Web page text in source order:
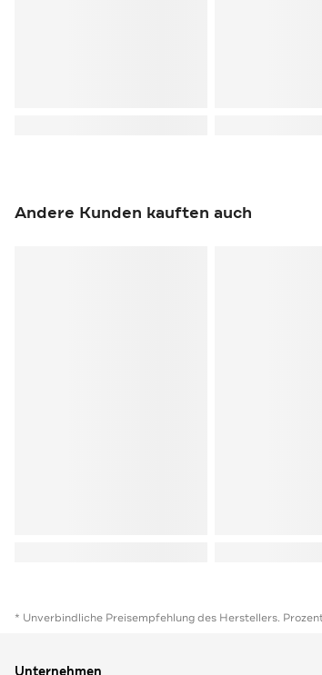
Andere Kunden kauften auch
* Unverbindliche Preisempfehlung des Herstellers.